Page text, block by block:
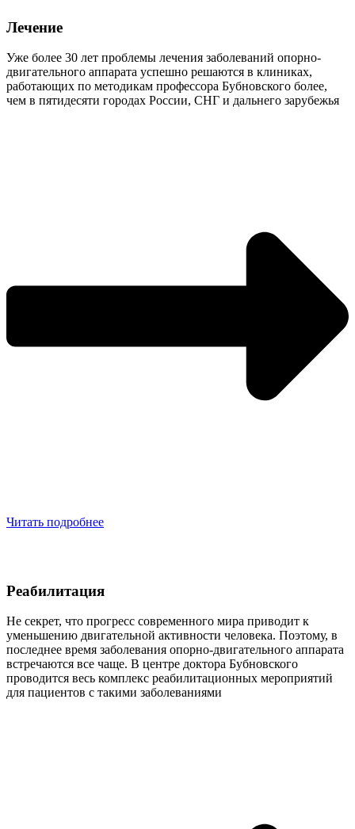
Лечение
Уже более 30 лет проблемы лечения заболеваний опорно-
двигательного аппарата успешно решаются в клиниках,
работающих по методикам профессора Бубновского более,
чем в пятидесяти городах России, СНГ и дальнего зарубежья
Читать подробнее
Реабилитация
Не секрет, что прогресс современного мира приводит к
уменьшению двигательной активности человека. Поэтому, в
последнее время заболевания опорно-двигательного аппарата
встречаются все чаще. В центре доктора Бубновского
проводится весь комплекс реабилитационных мероприятий
для пациентов с такими заболеваниями